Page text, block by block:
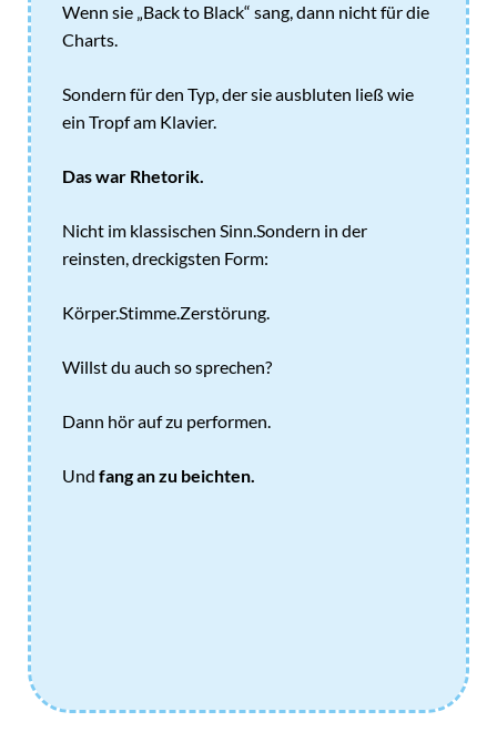
Wenn sie „Back to Black“ sang, dann nicht für die
Charts.
Sondern für den Typ, der sie ausbluten ließ wie
ein Tropf am Klavier.
Das war Rhetorik.
Nicht im klassischen Sinn.Sondern in der
reinsten, dreckigsten Form:
Körper.Stimme.Zerstörung.
Willst du auch so sprechen?
Dann hör auf zu performen.
Und fang an zu beichten.